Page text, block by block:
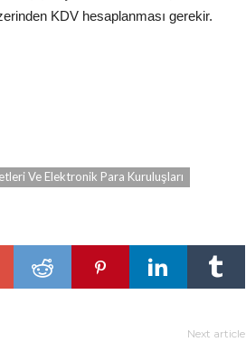
KDV hesaplanması gerekir.
Ve Elektronik Para Kuruluşları
Next article